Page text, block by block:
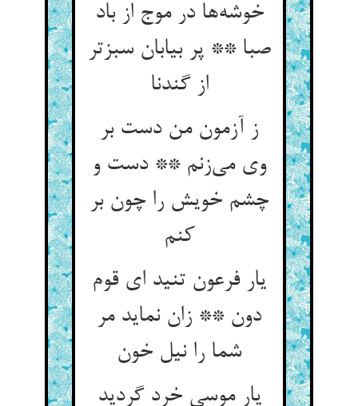
خوشه‌ها در موج از باد
صبا ** پر بیابان سبزتر
از گندنا
ز آزمون من دست بر
وی می‌زنم ** دست و
چشم خویش را چون بر
کنم
یار فرعون تنید ای قوم
دون ** زان نماید مر
شما را نیل خون
یار موسی خرد گردید